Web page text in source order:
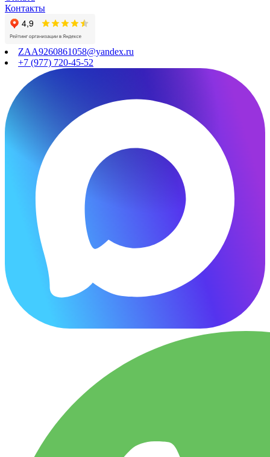
Контакты
ZAA9260861058@yandex.ru
+7 (977) 720-45-52